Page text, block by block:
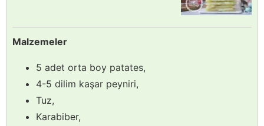
Malzemeler
5 adet orta boy patates,
4-5 dilim kaşar peyniri,
Tuz,
Karabiber,